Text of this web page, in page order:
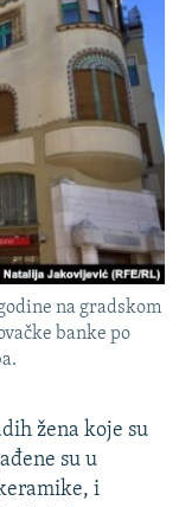
na gradskom
banke po
žena koje su
su u
i